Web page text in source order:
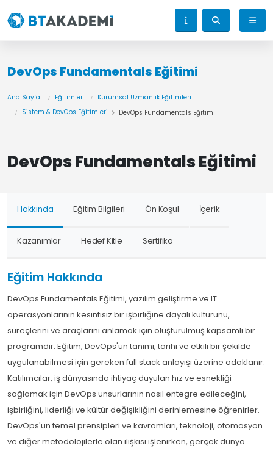
DevOps Fundamentals Eğitimi
Ana Sayfa Eğitimler
Kurumsal Uzmanlık Eğitimleri
Sistem & DevOps Eğitimleri
DevOps Fundamentals Eğitimi
DevOps Fundamentals Eğitimi
Hakkında Eğitim Bilgileri Ön Koşul İçerik
Kazanımlar Hedef Kitle Sertifika
Eğitim Hakkında
DevOps Fundamentals Eğitimi, yazılım geliştirme ve IT
operasyonlarının kesintisiz bir işbirliğine dayalı kültürünü,
süreçlerini ve araçlarını anlamak için oluşturulmuş kapsamlı bir
programdır. Eğitim, DevOps'un tanımı, tarihi ve etkili bir şekilde
uygulanabilmesi için gereken full stack anlayışı üzerine odaklanır.
Katılımcılar, iş dünyasında ihtiyaç duyulan hız ve esnekliği
sağlamak için DevOps unsurlarının nasıl entegre edileceğini,
işbirliğini, liderliği ve kültür değişikliğini derinlemesine öğrenirler.
DevOps'un temel prensipleri ve kavramları, teknoloji, otomasyon
ve diğer metodolojilerle olan ilişkisi işlenirken, gerçek dünya